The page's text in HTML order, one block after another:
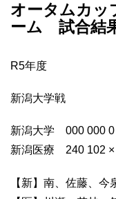
オータムカ
ーム 試合結
R5年度
新潟大学戦
新潟大学 000 000 0
新潟医療 240 102 ×
【新】南、佐藤、今